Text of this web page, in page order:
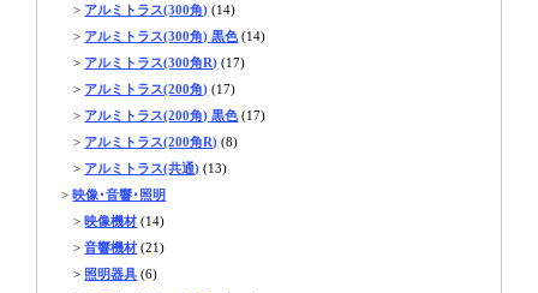
> アルミトラス(300角) (14)
> アルミトラス(300角) 黒色 (14)
> アルミトラス(300角R) (17)
> アルミトラス(200角) (17)
> アルミトラス(200角) 黒色 (17)
> アルミトラス(200角R) (8)
> アルミトラス(共通) (13)
>映像･音響･照明
>映像機材 (14)
>音響機材 (21)
> 照明器具 (6)